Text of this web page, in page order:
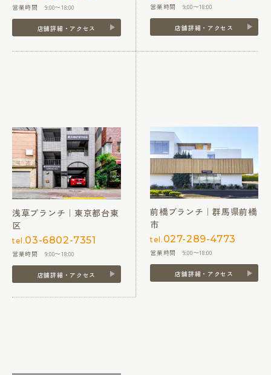
営業時間 9:00〜18:00
店舗詳細・アクセス
営業時間 9:00〜18:00
店舗詳細・アクセス
浅草ブランチ｜東京都台東
区
tel.03-6802-7351
営業時間 9:00〜18:00
店舗詳細・アクセス
前橋ブランチ｜群馬県前橋
市
tel. 027-289-4773
営業時間 9:00〜18:00
店舗詳細・アクセス